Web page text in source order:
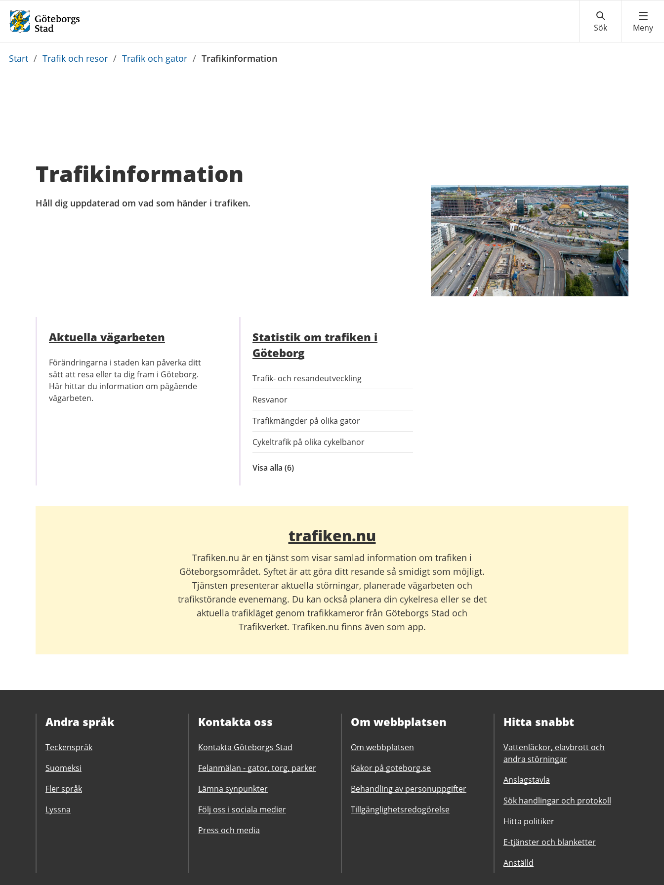
Du
Start / Trafik och resor / Trafik och gator / Trafikinformation
Trafikinformation
Håll dig uppdaterad om vad som händer i trafiken.
Aktuella vägarbeten
Förändringarna i staden kan påverka ditt
sätt att resa eller ta dig fram i Göteborg.
Här hittar du information om pågående
vägarbeten.
Statistik om trafiken i
Göteborg
Trafik- och resandeutveckling
Resvanor
Trafikmängder på olika gator
Cykeltrafik på olika cykelbanor
Visa alla inom
(6)
trafiken.nu
Trafiken.nu är en tjänst som visar samlad information om trafiken i
Göteborgsområdet. Syftet är att göra ditt resande så smidigt som möjligt.
Tjänsten presenterar aktuella störningar, planerade vägarbeten och
trafikstörande evenemang. Du kan också planera din cykelresa eller se det
aktuella trafikläget genom trafikkameror från Göteborgs Stad och
Trafikverket. Trafiken.nu finns även som app.
Andra språk
Teckenspråk
Suomeksi
Fler språk
Lyssna
Kontakta oss
Kontakta Göteborgs Stad
Felanmälan - gator, torg, parker
Lämna synpunkter
Följ oss i sociala medier
Press och media
Om webbplatsen
Om webbplatsen
Kakor på goteborg.se
Behandling av personuppgifter
Tillgänglighetsredogörelse
Hitta snabbt
Vattenläckor, elavbrott och
andra störningar
Anslagstavla
Sök handlingar och protokoll
Hitta politiker
E-tjänster och blanketter
Anställd